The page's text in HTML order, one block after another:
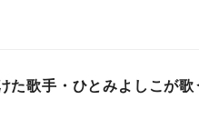
た歌手・ひとみよしこが歌